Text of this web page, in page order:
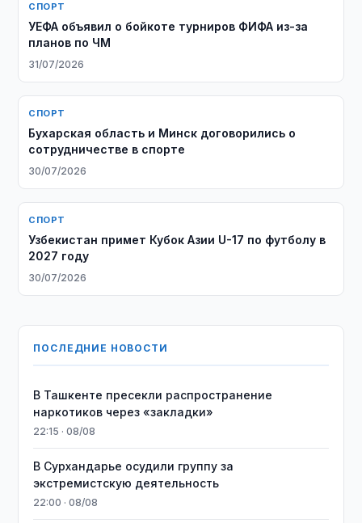
СПОРТ
УЕФА объявил о бойкоте турниров ФИФА из-за
планов по ЧМ
31/07/2026
СПОРТ
Бухарская область и Минск договорились о
сотрудничестве в спорте
30/07/2026
СПОРТ
Узбекистан примет Кубок Азии U-17 по футболу в
2027 году
30/07/2026
ПОСЛЕДНИЕ НОВОСТИ
В Ташкенте пресекли распространение
наркотиков через «закладки»
22:15 · 08/08
В Сурхандарье осудили группу за
экстремистскую деятельность
22:00 · 08/08